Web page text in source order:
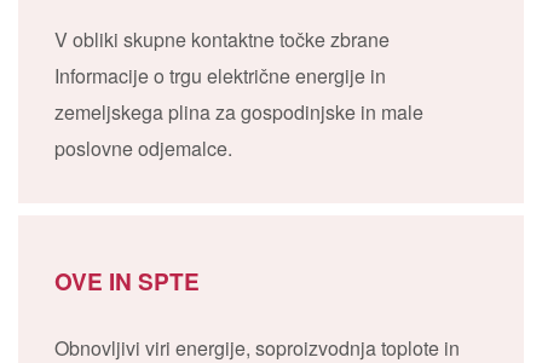
V obliki skupne kontaktne točke zbrane
Informacije o trgu električne energije in
zemeljskega plina za gospodinjske in male
poslovne odjemalce.
OVE IN SPTE
Obnovljivi viri energije, soproizvodnja toplote in